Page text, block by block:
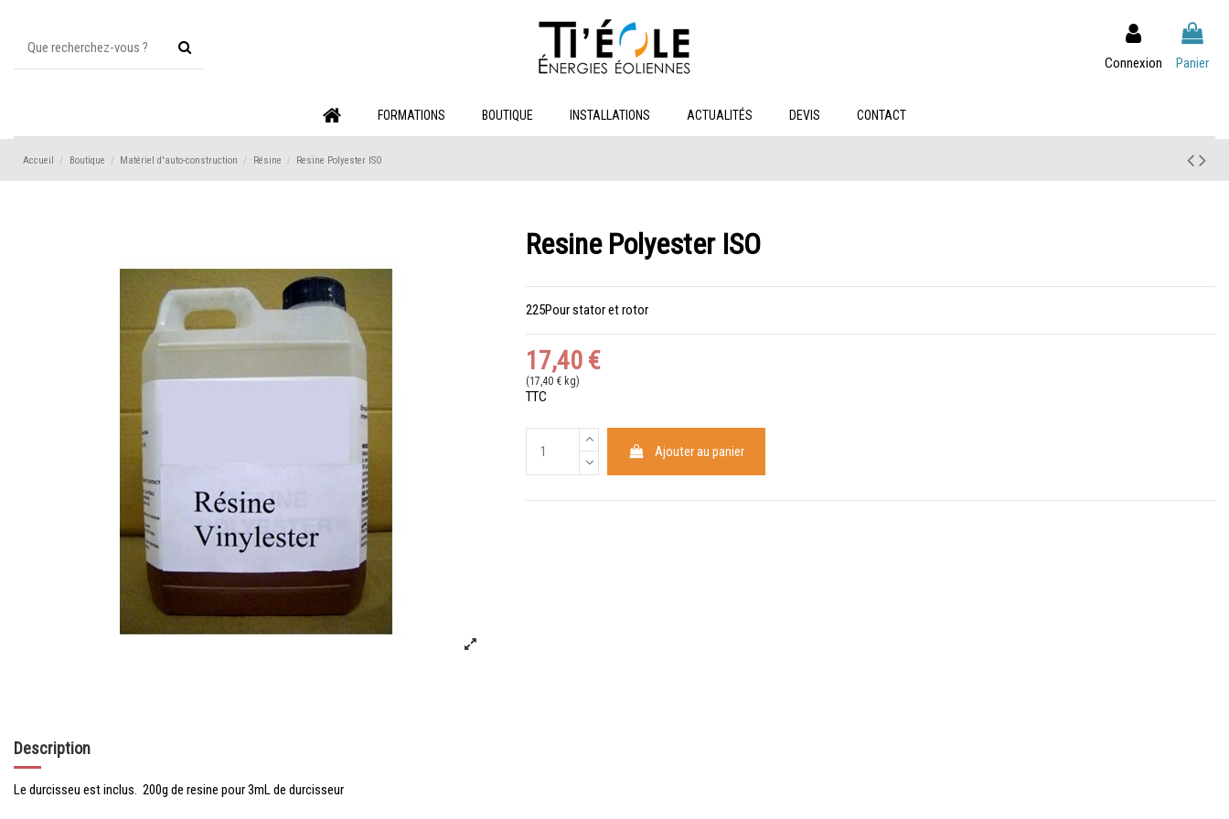
Connexion Panier
FORMATIONS BOUTIQUE INSTALLATIONS ACTUALITÉS DEVIS CONTACT
Accueil Boutique Matériel d'auto-construction Résine Resine Polyester ISO
Resine Polyester ISO
225Pour stator et rotor
17,40 €
(17,40 € kg)
TTC
Ajouter au panier
Description
Le durcisseu est inclus. 200g de resine pour 3mL de durcisseur